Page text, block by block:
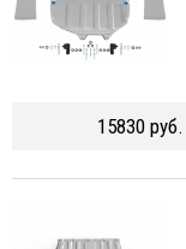
15830 руб.